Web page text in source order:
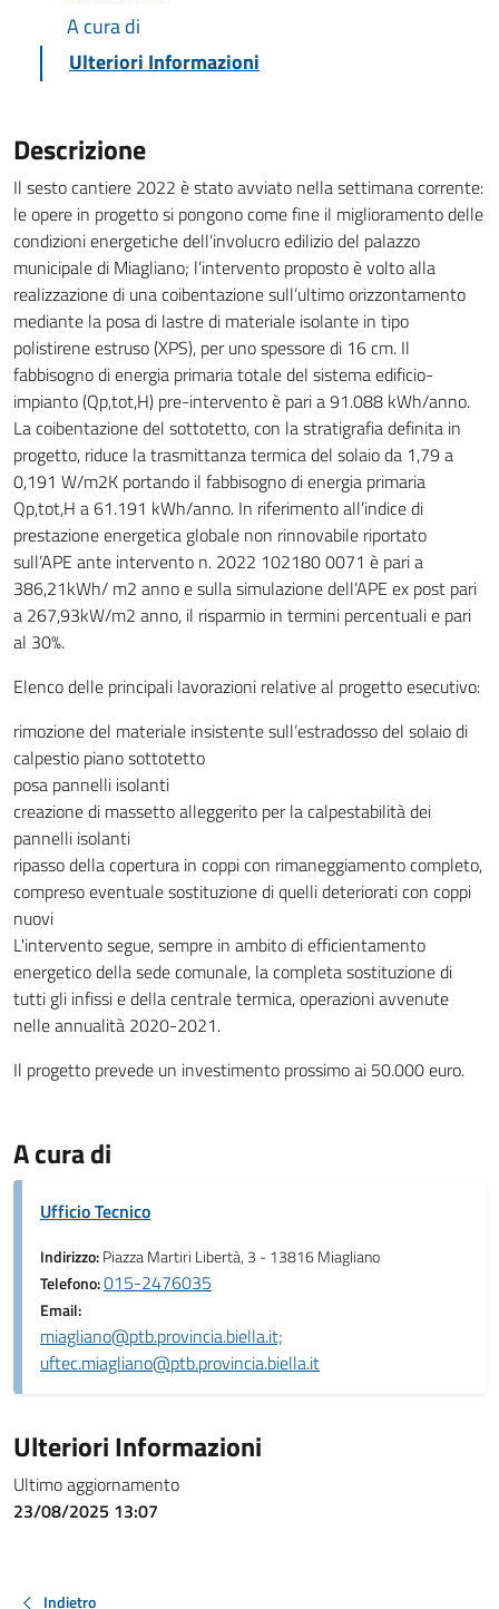
A cura di
Ulteriori Informazioni
Descrizione
Il sesto cantiere 2022 è stato avviato nella settimana corrente:
le opere in progetto si pongono come fine il miglioramento delle
condizioni energetiche dell’involucro edilizio del palazzo
municipale di Miagliano; l’intervento proposto è volto alla
realizzazione di una coibentazione sull’ultimo orizzontamento
mediante la posa di lastre di materiale isolante in tipo
polistirene estruso (XPS), per uno spessore di 16 cm. Il
fabbisogno di energia primaria totale del sistema edificio-
impianto (Qp,tot,H) pre-intervento è pari a 91.088 kWh/anno.
La coibentazione del sottotetto, con la stratigrafia definita in
progetto, riduce la trasmittanza termica del solaio da 1,79 a
0,191 W/m2K portando il fabbisogno di energia primaria
Qp,tot,H a 61.191 kWh/anno. In riferimento all’indice di
prestazione energetica globale non rinnovabile riportato
sull’APE ante intervento n. 2022 102180 0071 è pari a
386,21kWh/ m2 anno e sulla simulazione dell’APE ex post pari
a 267,93kW/m2 anno, il risparmio in termini percentuali e pari
al 30%.
Elenco delle principali lavorazioni relative al progetto esecutivo:
rimozione del materiale insistente sull’estradosso del solaio di
calpestio piano sottotetto
posa pannelli isolanti
creazione di massetto alleggerito per la calpestabilità dei
pannelli isolanti
ripasso della copertura in coppi con rimaneggiamento completo,
compreso eventuale sostituzione di quelli deteriorati con coppi
nuovi
L'intervento segue, sempre in ambito di efficientamento
energetico della sede comunale, la completa sostituzione di
tutti gli infissi e della centrale termica, operazioni avvenute
nelle annualità 2020-2021.
Il progetto prevede un investimento prossimo ai 50.000 euro.
A cura di
Ufficio Tecnico
Indirizzo:Piazza Martiri Libertà, 3 - 13816 Miagliano
Telefono:015-2476035
Email:
miagliano@ptb.provincia.biella.it;
uftec.miagliano@ptb.provincia.biella.it
Ulteriori Informazioni
Ultimo aggiornamento
23/08/2025 13:07
Indietro